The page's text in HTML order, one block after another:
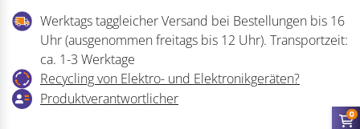
MengeWerktags taggleicher Versand bei Bestellungen bis 16
Uhr (ausgenommen freitags bis 12 Uhr). Transportzeit:
ca. 1-3 Werktage
Recycling von Elektro- und Elektronikgeräten?
Produktverantwortlicher
0